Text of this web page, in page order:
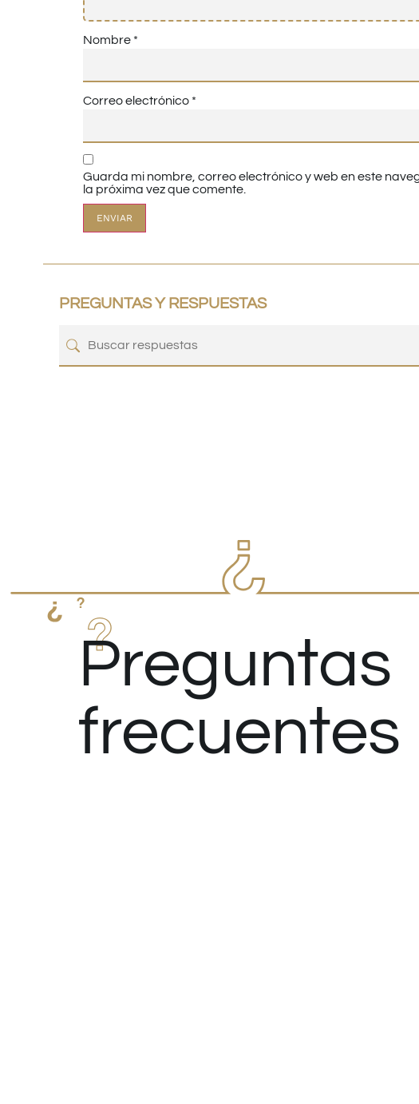
Nombre *
Correo electrónico *
Guarda mi nombre, correo electrónico y web en este
la próxima vez que comente.
PREGUNTAS Y RESPUESTAS
Preguntas
frecuentes